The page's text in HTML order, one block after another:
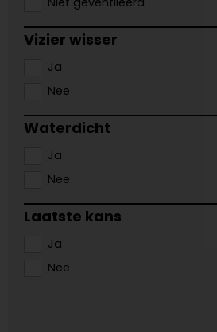
Vizier wisser
Ja
Nee
Waterdicht
Ja
Nee
Laatste kans
Ja
Nee